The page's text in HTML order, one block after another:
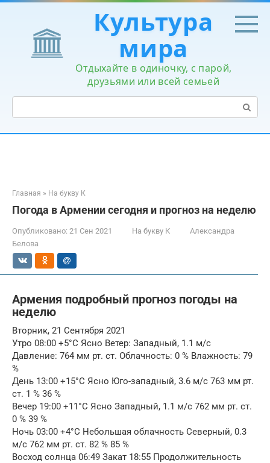
Перейти
контенту
Культура
мира
Отдыхайте в одиночку, с парой,
друзьями или всей семьей
Поиск:
Главная » На букву К
Погода в Армении сегодня и прогноз на неделю
Опубликовано: 21 Сен 2021 На букву К
Александра
Белова
Армения подробный прогноз погоды на
неделю
Вторник, 21 Сентября 2021
Утро 08:00 +5°C Ясно Ветер: Западный, 1.1 м/с
Давление: 764 мм рт. ст. Облачность: 0 % Влажность: 79
%
День 13:00 +15°C Ясно Юго-западный, 3.6 м/с 763 мм рт.
ст. 1 % 36 %
Вечер 19:00 +11°C Ясно Западный, 1.1 м/с 762 мм рт. ст.
0 % 39 %
Ночь 03:00 +4°C Небольшая облачность Северный, 0.3
м/с 762 мм рт. ст. 82 % 85 %
Восход солнца 06:49 Закат 18:55 Продолжительность